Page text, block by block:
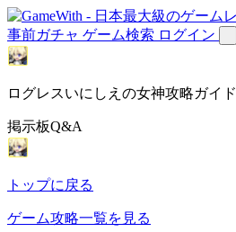
事前ガチャ ゲーム検索 ログイン
ログレスいにしえの女神攻略ガイド
掲示板Q&A
トップに戻る
ゲーム攻略一覧を見る